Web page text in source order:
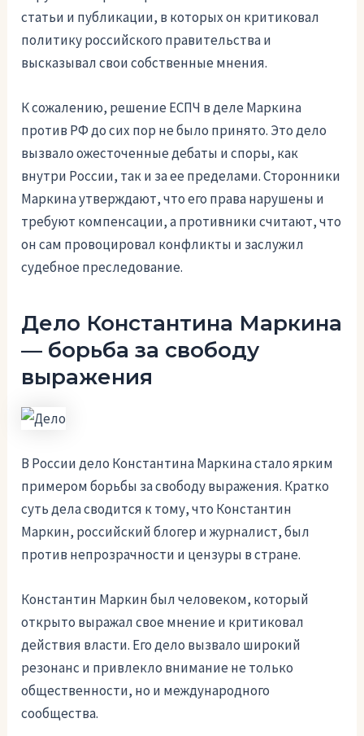
статьи и публикации, в которых он критиковал
политику российского правительства и
высказывал свои собственные мнения.
К сожалению, решение ЕСПЧ в деле Маркина
против РФ до сих пор не было принято. Это дело
вызвало ожесточенные дебаты и споры, как
внутри России, так и за ее пределами. Сторонники
Маркина утверждают, что его права нарушены и
требуют компенсации, а противники считают, что
он сам провоцировал конфликты и заслужил
судебное преследование.
Дело Константина Маркина
— борьба за свободу
выражения
В России дело Константина Маркина стало ярким
примером борьбы за свободу выражения. Кратко
суть дела сводится к тому, что Константин
Маркин, российский блогер и журналист, был
против непрозрачности и цензуры в стране.
Константин Маркин был человеком, который
открыто выражал свое мнение и критиковал
действия власти. Его дело вызвало широкий
резонанс и привлекло внимание не только
общественности, но и международного
сообщества.